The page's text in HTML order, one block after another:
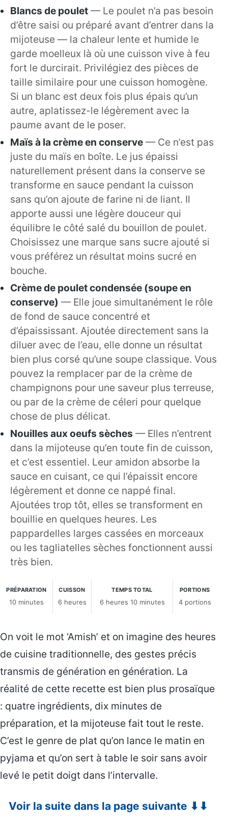
Blancs de poulet — Le poulet n’a pas besoin
d’être saisi ou préparé avant d’entrer dans la
mijoteuse — la chaleur lente et humide le
garde moelleux là où une cuisson vive à feu
fort le durcirait. Privilégiez des pièces de
taille similaire pour une cuisson homogène.
Si un blanc est deux fois plus épais qu’un
autre, aplatissez-le légèrement avec la
paume avant de le poser.
Maïs à la crème en conserve — Ce n’est pas
juste du maïs en boîte. Le jus épaissi
naturellement présent dans la conserve se
transforme en sauce pendant la cuisson
sans qu’on ajoute de farine ni de liant. Il
apporte aussi une légère douceur qui
équilibre le côté salé du bouillon de poulet.
Choisissez une marque sans sucre ajouté si
vous préférez un résultat moins sucré en
bouche.
Crème de poulet condensée (soupe en
conserve) — Elle joue simultanément le rôle
de fond de sauce concentré et
d’épaississant. Ajoutée directement sans la
diluer avec de l’eau, elle donne un résultat
bien plus corsé qu’une soupe classique. Vous
pouvez la remplacer par de la crème de
champignons pour une saveur plus terreuse,
ou par de la crème de céleri pour quelque
chose de plus délicat.
Nouilles aux oeufs sèches — Elles n’entrent
dans la mijoteuse qu’en toute fin de cuisson,
et c’est essentiel. Leur amidon absorbe la
sauce en cuisant, ce qui l’épaissit encore
légèrement et donne ce nappé final.
Ajoutées trop tôt, elles se transforment en
bouillie en quelques heures. Les
pappardelles larges cassées en morceaux
ou les tagliatelles sèches fonctionnent aussi
très bien.
PRÉPARATION
10 minutes
CUISSON
6 heures
TEMPS TOTAL
6 heures 10 minutes
PORTIONS
4 portions
On voit le mot ‘Amish’ et on imagine des heures
de cuisine traditionnelle, des gestes précis
transmis de génération en génération. La
réalité de cette recette est bien plus prosaïque
: quatre ingrédients, dix minutes de
préparation, et la mijoteuse fait tout le reste.
C’est le genre de plat qu’on lance le matin en
pyjama et qu’on sert à table le soir sans avoir
levé le petit doigt dans l’intervalle.
Voir la suite dans la page suivante ⬇⬇